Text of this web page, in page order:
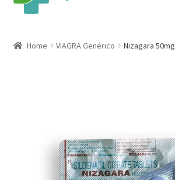
Super amoureux
Home VIAGRA Genérico Nizagara 50mg